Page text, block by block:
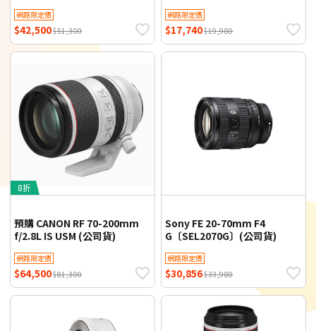
網路限定價
$42,500$51,300
網路限定價
$17,740$19,980
8折
預購 CANON RF 70-200mm
f/2.8L IS USM (公司貨)
網路限定價
$64,500$81,300
Sony FE 20-70mm F4
G〔SEL2070G〕(公司貨)
網路限定價
$30,856$33,980